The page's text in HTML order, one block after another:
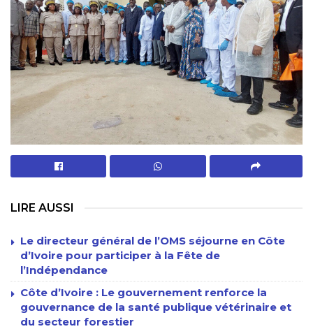
LIRE AUSSI
Le directeur général de l’OMS séjourne en Côte
d’Ivoire pour participer à la Fête de
l’Indépendance
Côte d’Ivoire : Le gouvernement renforce la
gouvernance de la santé publique vétérinaire et
du secteur forestier